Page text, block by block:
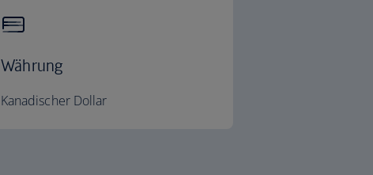
Währung
Kanadischer Dollar